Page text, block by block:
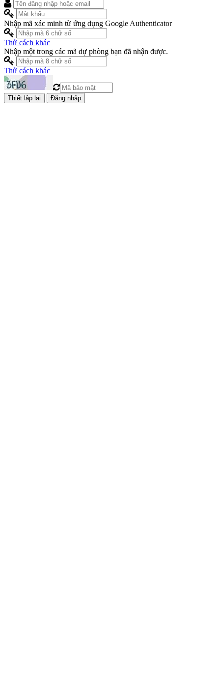
Nhập mã xác minh từ ứng dụng Google Authenticator
Thử cách khác
Nhập một trong các mã dự phòng bạn đã nhận được.
Thử cách khác
Đăng nhập